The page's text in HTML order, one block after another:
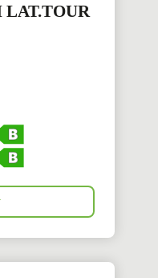
LAT.TOUR